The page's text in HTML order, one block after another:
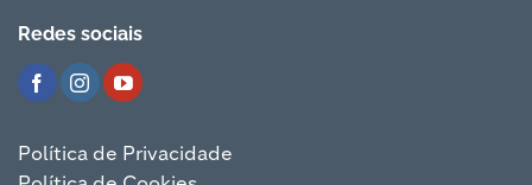
Redes sociais
Política de Privacidade